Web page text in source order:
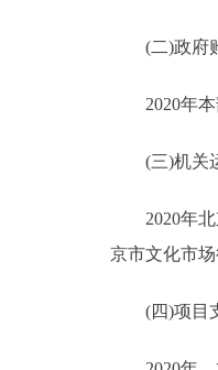
(二)政府购
2020年本部
(三)机关运
2020年北
京市文化市
(四)项目支